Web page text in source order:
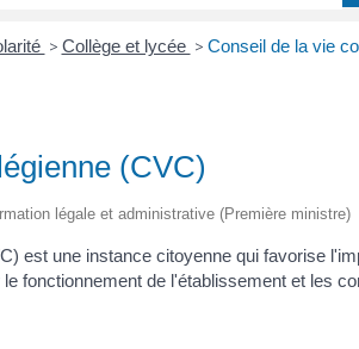
> Collège et lycée > Conseil de la vie
(CVC)
légale et administrative (Première ministre)
est une instance citoyenne qui favorise
fonctionnement de l'établissement et les